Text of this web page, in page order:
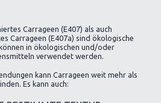
Carrageen (E407) als auch
Carrageen (E407a) sind ökologische
in ökologischen und/oder
verwendet werden.
kann Carrageen weit mehr als
Es kann auch: